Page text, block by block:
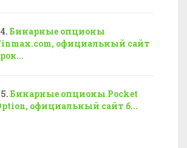
Бинарные опционы
официальный сайт
Бинарные опционы Pocket
официальный сайт б...